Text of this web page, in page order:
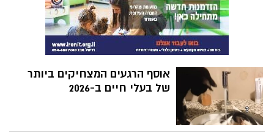
אוסף הרגעים המצחיקים ביותר
של בעלי חיים ב-2026